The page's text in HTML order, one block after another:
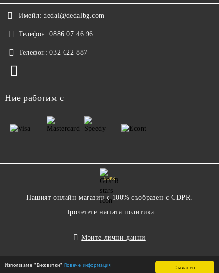
Съгласен
Използваме "Бисквитки" Повече информация
Имейл: dedal@dedalbg.com
Телефон: 0886 07 46 96
Телефон: 032 622 887
Ние работим с
GDPR
Нашият онлайн магазин е 100% съобразен с GDPR.
Прочетете нашата политика
Моите лични данни
Онлайн магазин от SELITON